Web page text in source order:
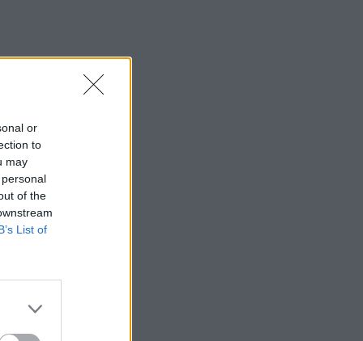
or
to
may
of the
List of